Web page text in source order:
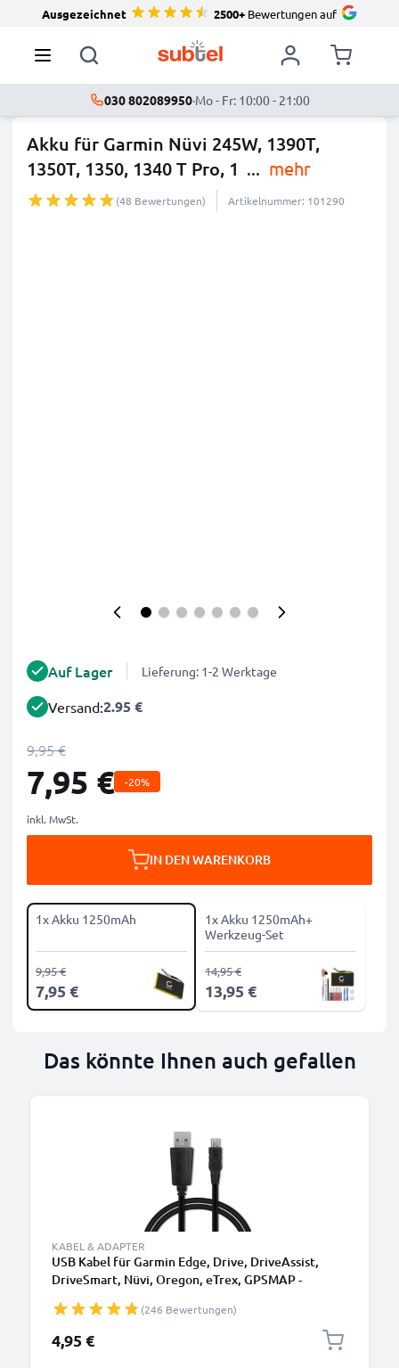
Ausgezeichnet 2500+Bewertungen auf
030 802089950·Mo - Fr: 10:00 - 21:00
Akku für Garmin Nüvi 245W, 1390T,
1350T, 1350, 1340 T Pro, 1 ... mehr
(48 Bewertungen) Artikelnummer: 101290
Auf Lager Lieferung: 1-2 Werktage
Versand:2.95 €
9,95 €
7,95 € -20%
inkl. MwSt.
IN DEN WARENKORB
1x Akku 1250mAh
7,95 €
9,95 €
1x Akku 1250mAh+
Werkzeug-Set
13,95 €
14,95 €
Das könnte Ihnen auch gefallen
KABEL & ADAPTER
USB Kabel für Garmin Edge, Drive, DriveAssist,
DriveSmart, Nüvi, Oregon, eTrex, GPSMAP -
(246 Bewertungen)
4,95 €